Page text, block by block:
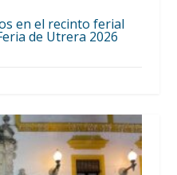
en el recinto ferial
de Utrera 2026